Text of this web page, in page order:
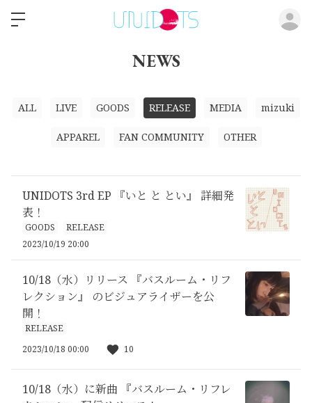
NEWS
ALL LIVE GOODS RELEASE MEDIA mizuki
APPAREL FAN COMMUNITY OTHER
UNIDOTS 3rd EP 『いと と とい』 詳細発
表！
GOODS
RELEASE
2023/10/19 20:00
10/18（水）リリース 『バスルーム・リフ
レクション』 のビジュアライザーを公
開！
RELEASE
2023/10/18 00:00
10
10/18（水）に新曲 『バスルーム・リフレ